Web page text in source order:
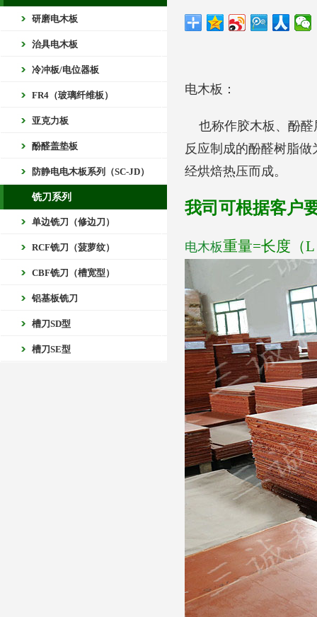
研磨电木板
治具电木板
冷冲板/电位器板
FR4（玻璃纤维板）
亚克力板
酚醛盖垫板
防静电电木板系列（SC-JD）
铣刀系列
单边铣刀（修边刀）
RCF铣刀（菠萝纹）
CBF铣刀（槽宽型）
铝基板铣刀
槽刀SD型
槽刀SE型
电木板 ：
也称作胶木板、酚醛
反应制成的酚醛树脂做
经烘焙热压而成。
我司可根据客户
电木板重量=长度（